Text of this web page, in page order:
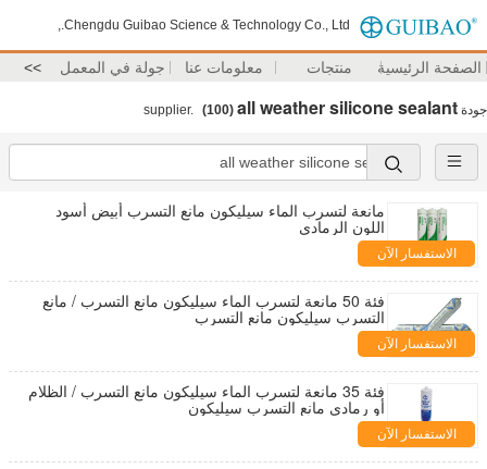
Chengdu Guibao Science & Technology Co., Ltd.,
الصفحة الرئيسية منتجات معلومات عنا جولة في المعمل >>
جودة all weather silicone sealant
(100)
مانعة لتسرب الماء سيليكون مانع التسرب أبيض أسود
اللون الرمادي
الاستفسار الآن
فئة 50 مانعة لتسرب الماء سيليكون مانع التسرب / مانع
التسرب سيليكون مانع التسرب
الاستفسار الآن
فئة 35 مانعة لتسرب الماء سيليكون مانع التسرب / الظلام
أو رمادي مانع التسرب سيليكون
الاستفسار الآن